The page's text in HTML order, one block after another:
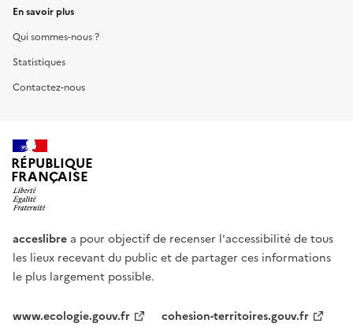
En savoir plus
Qui sommes-nous ?
Statistiques
Contactez-nous
RÉPUBLIQUE
FRANÇAISE
acceslibre a pour objectif de recenser l'accessibilité de tous
les lieux recevant du public et de partager ces informations
le plus largement possible.
www.ecologie.gouv.fr
cohesion-territoires.gouv.fr